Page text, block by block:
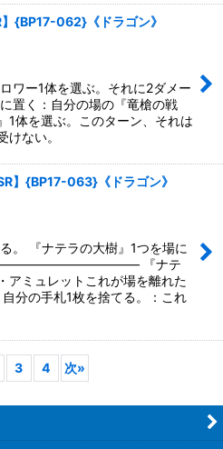
{BP17-062}《ドラゴン》
ワー1体を選ぶ。それに2ダメー
置く：自分の場の『竜槍の戦
1体を選ぶ。このターン、それは
けない。
】{BP17-063}《ドラゴン》
。 『ナテラの大樹』1つを場に
『ナテ
アミュレットこれが場を離れた
分の手札1枚を捨てる。：これ
3 4 次»